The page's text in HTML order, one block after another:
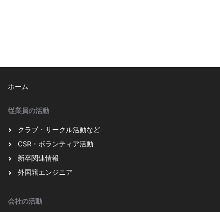
ホーム
従業員の活動
クラブ・サークル活動など
CSR・ボランティア活動
新卒関連情報
外国籍エンジニア
会社の活動